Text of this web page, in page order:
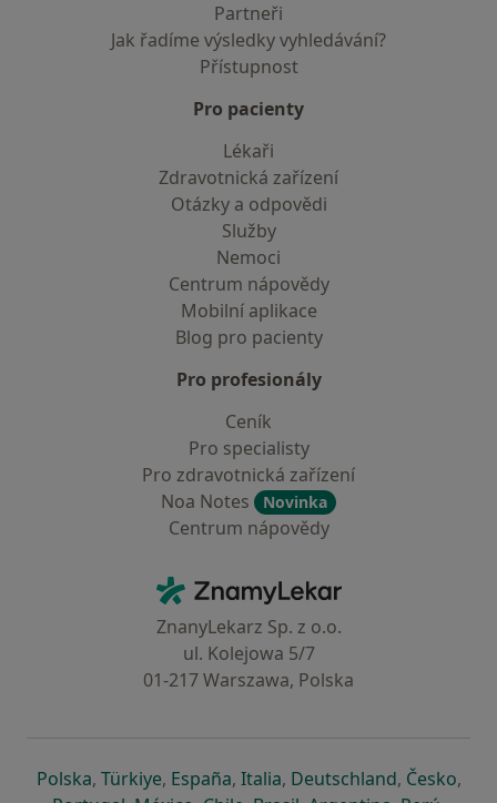
Partneři
Jak řadíme výsledky vyhledávání?
Přístupnost
Pro pacienty
Lékaři
Zdravotnická zařízení
Otázky a odpovědi
Služby
Nemoci
Centrum nápovědy
Mobilní aplikace
Blog pro pacienty
Pro profesionály
Ceník
Pro specialisty
Pro zdravotnická zařízení
Noa Notes
Novinka
Centrum nápovědy
ZnamyLekar - Hlavní stránka
ZnanyLekarz Sp. z o.o.
ul. Kolejowa 5/7
01-217 Warszawa, Polska
Polskase otevře v nové záložce
, Türkiyese otevře v nové záložce
, Españase otevře v nové záložce
, Italiase otevře v nové záložce
, Deutschlandse otevře v
, Českose
,